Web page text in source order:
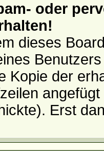
oder
dieses
Kopie der
Erst